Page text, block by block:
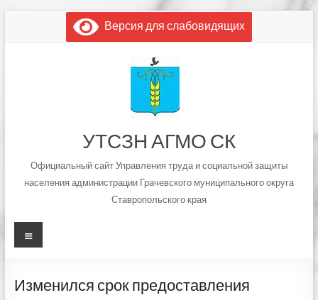
содержимому
Версия для слабовидящих
УТСЗН АГМО СК
Официальный сайт Управления труда и социальной защиты
населения администрации Грачевского муниципального округа
Ставропольского края
Меню
Изменился срок предоставления